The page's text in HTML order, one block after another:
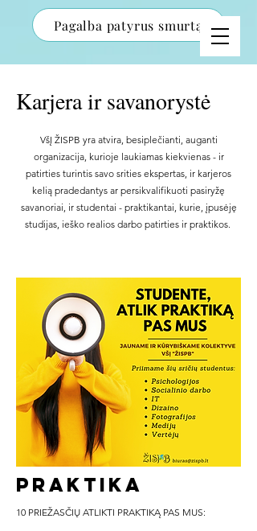
Pagalba patyrus smurtą
Karjera ir savanorystė
VšĮ ŽISPB yra atvira, besiplečianti, auganti
organizacija, kurioje laukiamas kiekvienas - ir
patirties turintis savo srities ekspertas, ir karjeros
kelią pradedantys ar persikvalifikuoti pasiryžę
savanoriai, ir studentai - praktikantai, kurie, įpusėję
studijas, ieško realios darbo patirties ir praktikos.
Praktika
10 PRIEŽASČIŲ ATLIKTI PRAKTIKĄ PAS MUS: